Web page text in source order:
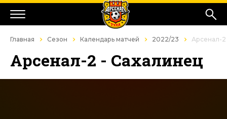
Главная Сезон Календарь матчей 2022/23 Арсенал-2
Арсенал-2 - Сахалинец